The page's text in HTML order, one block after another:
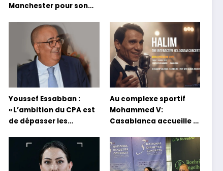
Manchester pour son
Youssef Essabban :
« L’ambition du CPA est
de dépasser les
et académiques de
formation en
s’appuyant sur le
Au complexe sportif
Mohammed V:
Casablanca accueille la
concert holographique
d’Abdel Halim Hafez